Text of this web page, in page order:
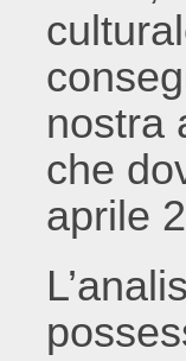
nostra
che
aprile